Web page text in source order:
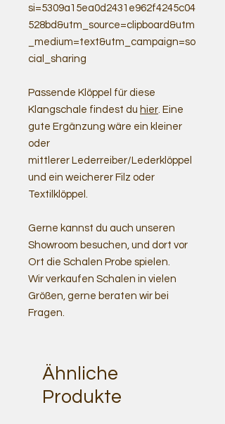
si=5309a15ea0d2431e962f4245c04
528bd&utm_source=clipboard&utm
_medium=text&utm_campaign=so
cial_sharing
Passende Klöppel für diese
Klangschale findest du hier. Eine
gute Ergänzung wäre ein kleiner
oder
mittlerer Lederreiber/Lederklöppel
und ein weicherer Filz oder
Textilklöppel.
Gerne kannst du auch unseren
Showroom besuchen, und dort vor
Ort die Schalen Probe spielen.
Wir verkaufen Schalen in vielen
Größen, gerne beraten wir bei
Fragen.
Ähnliche
Produkte